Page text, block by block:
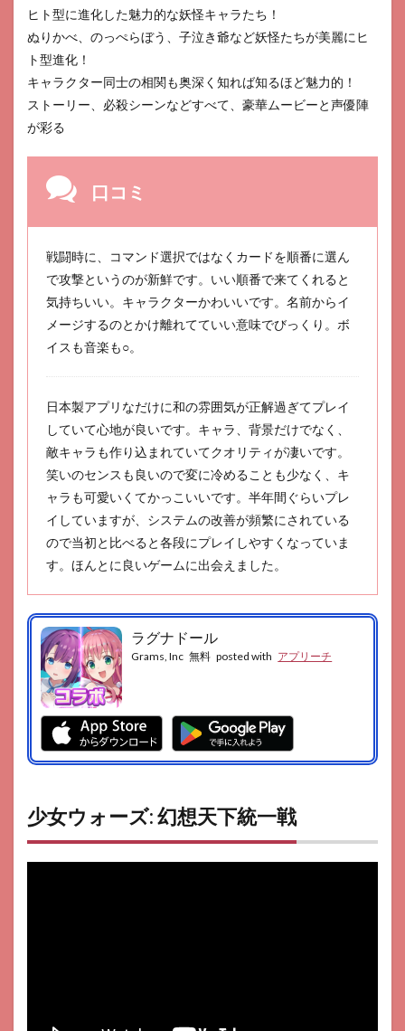
ヒト型に進化した魅力的な妖怪キャラたち！
ぬりかべ、のっぺらぼう、子泣き爺など妖怪たちが美麗にヒ
ト型進化！
キャラクター同士の相関も奥深く知れば知るほど魅力的！
ストーリー、必殺シーンなどすべて、豪華ムービーと声優陣
が彩る
口コミ
戦闘時に、コマンド選択ではなくカードを順番に選ん
で攻撃というのが新鮮です。いい順番で来てくれると
気持ちいい。キャラクターかわいいです。名前からイ
メージするのとかけ離れてていい意味でびっくり。ボ
イスも音楽も○。
日本製アプリなだけに和の雰囲気が正解過ぎてプレイ
していて心地が良いです。キャラ、背景だけでなく、
敵キャラも作り込まれていてクオリティが凄いです。
笑いのセンスも良いので変に冷めることも少なく、キ
ャラも可愛いくてかっこいいです。半年間ぐらいプレ
イしていますが、システムの改善が頻繁にされている
ので当初と比べると各段にプレイしやすくなっていま
す。ほんとに良いゲームに出会えました。
ラグナドール
Grams, Inc 無料 posted with アプリーチ
少女ウォーズ: 幻想天下統一戦